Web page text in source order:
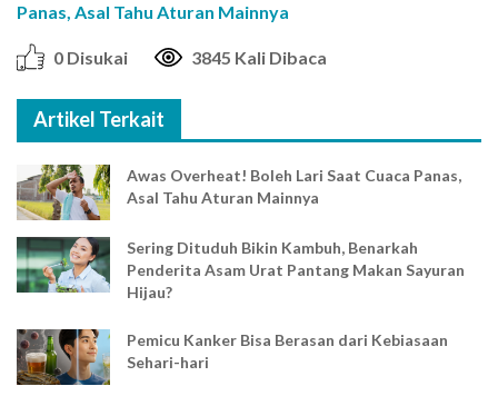
Panas, Asal Tahu Aturan Mainnya
0 Disukai 3845 Kali Dibaca
Artikel Terkait
Awas Overheat! Boleh Lari Saat Cuaca Panas,
Asal Tahu Aturan Mainnya
Sering Dituduh Bikin Kambuh, Benarkah
Penderita Asam Urat Pantang Makan Sayuran
Hijau?
Pemicu Kanker Bisa Berasan dari Kebiasaan
Sehari-hari